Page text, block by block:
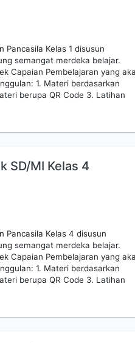
Pancasila Kelas 1 disusun
semangat merdeka belajar.
Capaian Pembelajaran yang
1. Materi berdasarkan
berupa QR Code 3. Latihan
SD/MI Kelas 4
Pancasila Kelas 4 disusun
semangat merdeka belajar.
Capaian Pembelajaran yang
1. Materi berdasarkan
berupa QR Code 3. Latihan